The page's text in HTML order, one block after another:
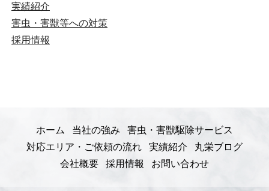
実績紹介
害虫・害獣等への対策
採用情報
ホーム 当社の強み
害虫・害獣駆除サービス
対応エリア・ご依頼の流れ
実績紹介
丸栄ブログ
会社概要
採用情報 お問い合わせ